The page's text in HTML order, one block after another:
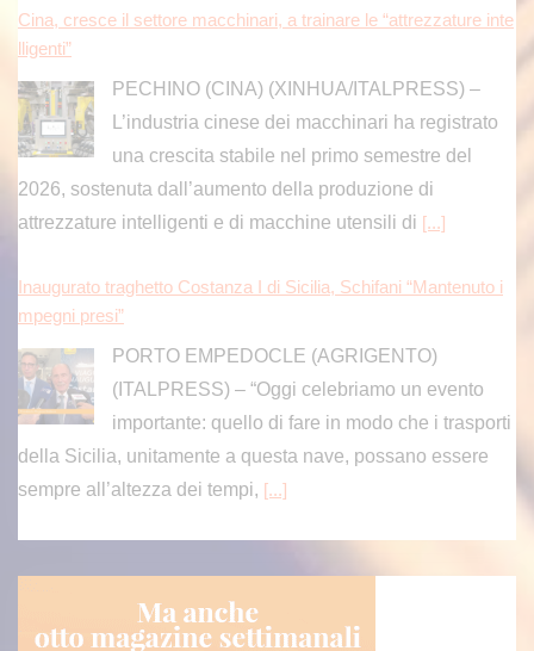
Cina, cresce il settore macchinari, a trainare le “attrezzature inte
lligenti”
PECHINO (CINA) (XINHUA/ITALPRESS) –
L’industria cinese dei macchinari ha registrato
una crescita stabile nel primo semestre del
2026, sostenuta dall’aumento della produzione di
attrezzature intelligenti e di macchine utensili di [...]
Inaugurato traghetto Costanza I di Sicilia, Schifani “Mantenuto i
mpegni presi”
PORTO EMPEDOCLE (AGRIGENTO)
(ITALPRESS) – “Oggi celebriamo un evento
importante: quello di fare in modo che i trasporti
della Sicilia, unitamente a questa nave, possano essere
sempre all’altezza dei tempi, [...]